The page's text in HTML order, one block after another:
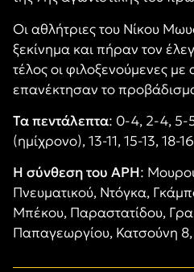
Οι αθλήτριες του Νίκου
ξεκίνημα και πήραν τον
τέλος οι φιλοξενούμενες με
επανέκτησαν το
Τα πεντάλεπτα: 0-4, 2-4, 5-
(ημίχρονο), 13-11, 15-13, 18-
Η σύνθεση του ΑΡΗ:
Πνευματικού, Ντόγκα,
Μπέκου, Παραστατίδου,
Παπαγεωργίου, Κατσούνη